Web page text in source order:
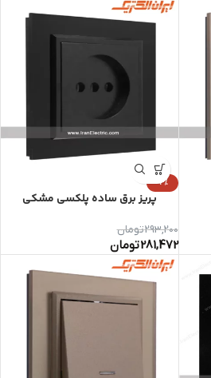
-4%
پریز برق ساده پلکسی مشکی
293,200تومان
281,472تومان